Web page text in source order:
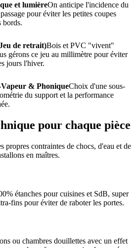
et lumièreOn anticipe l'incidence du
pour éviter les petites coupes
bords.
de retrait)Bois et PVC "vivent"
gérons ce jeu au millimètre pour éviter
jours l'hiver.
Vapeur & PhoniqueChoix d'une sous-
du support et la performance
pour chaque pièce
propres contraintes de chocs, d'eau et de
en maîtres.
étanches pour cuisines et SdB, super
fins pour éviter de raboter les portes.
ou chambres douillettes avec un effet